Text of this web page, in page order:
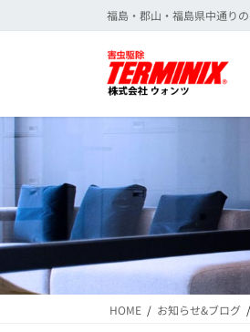
ン
に
移
ビ
ョ
ン
動
福島・郡山・福島県中通り
HOME お知らせ&ブログ